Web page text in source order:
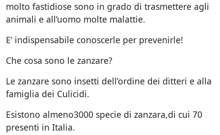
molto fastidiose sono in grado di trasmettere agli
animali e all’uomo molte malattie.
E’ indispensabile conoscerle per prevenirle!
Che cosa sono le zanzare?
Le zanzare sono insetti dell’ordine dei ditteri e alla
famiglia dei Culicidi.
Esistono almeno3000 specie di zanzara,di cui 70
presenti in Italia.